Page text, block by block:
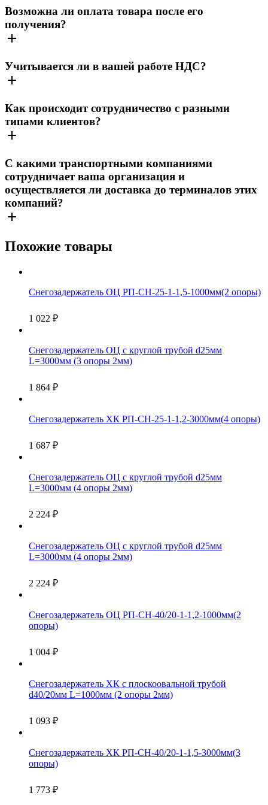
Возможна ли оплата товара после его
получения?
Учитывается ли в вашей работе НДС?
Как происходит сотрудничество с разными
типами клиентов?
С какими транспортными компаниями
сотрудничает ваша организация и
осуществляется ли доставка до терминалов этих
компаний?
Похожие товары
Снегозадержатель ОЦ РП-СН-25-1-1,5-1000мм(2 опоры)
1 022 ₽
Снегозадержатель ОЦ с круглой трубой d25мм
L=3000мм (3 опоры 2мм)
1 864 ₽
Снегозадержатель ХК РП-СН-25-1-1,2-3000мм(4 опоры)
1 687 ₽
Снегозадержатель ОЦ с круглой трубой d25мм
L=3000мм (4 опоры 2мм)
2 224 ₽
Снегозадержатель ОЦ с круглой трубой d25мм
L=3000мм (4 опоры 2мм)
2 224 ₽
Снегозадержатель ОЦ РП-СН-40/20-1-1,2-1000мм(2
опоры)
1 004 ₽
Снегозадержатель ХК с плоскоовальной трубой
d40/20мм L=1000мм (2 опоры 2мм)
1 093 ₽
Снегозадержатель ХК РП-СН-40/20-1-1,5-3000мм(3
опоры)
1 773 ₽